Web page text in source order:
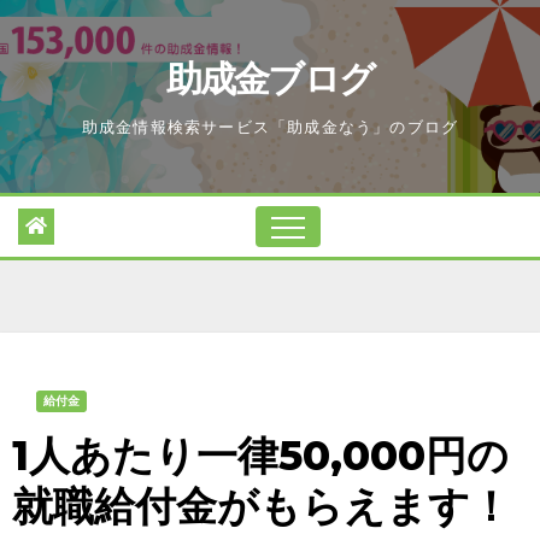
Skip
to
content
助成金ブログ
助成金情報検索サービス「助成金なう」のブログ
給付金
1人あたり一律50,000円の
就職給付金がもらえます！